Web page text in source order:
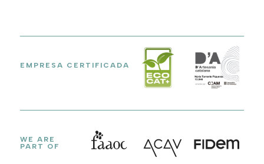
EMPRESA CERTIFICADA
WE ARE
PART OF